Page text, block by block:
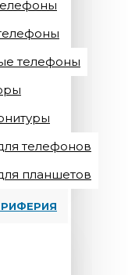
телефоны
телефонов
планшетов